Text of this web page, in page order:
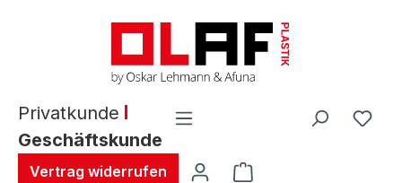
Privatkunde
Geschäftskunde
Vertrag widerrufen Warenkorb enthält